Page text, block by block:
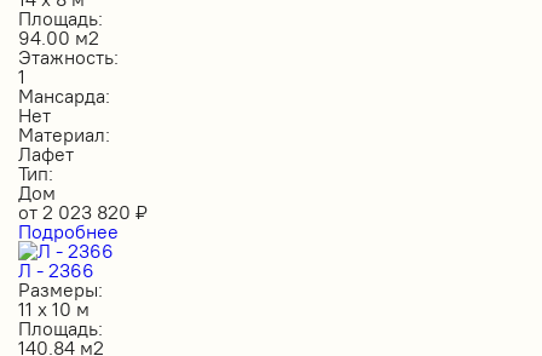
Площадь:
94.00 м2
Этажность:
1
Мансарда:
Нет
Материал:
Лафет
Тип:
Дом
от 2 023 820 ₽
Подробнее
Л - 2366
Размеры:
11 х 10 м
Площадь:
140.84 м2